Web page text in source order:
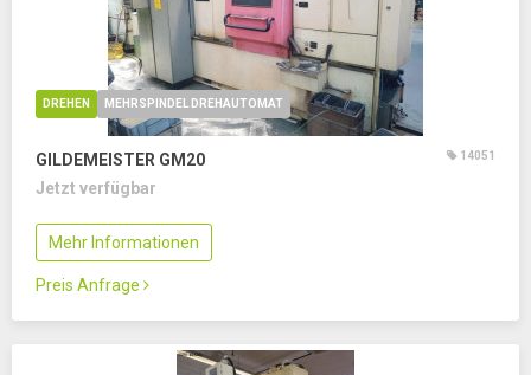
DREHEN MEHRSPINDEL DREHAUTOMAT
GILDEMEISTER GM20 14051
Jetzt verfügbar
Mehr Informationen
Preis Anfrage